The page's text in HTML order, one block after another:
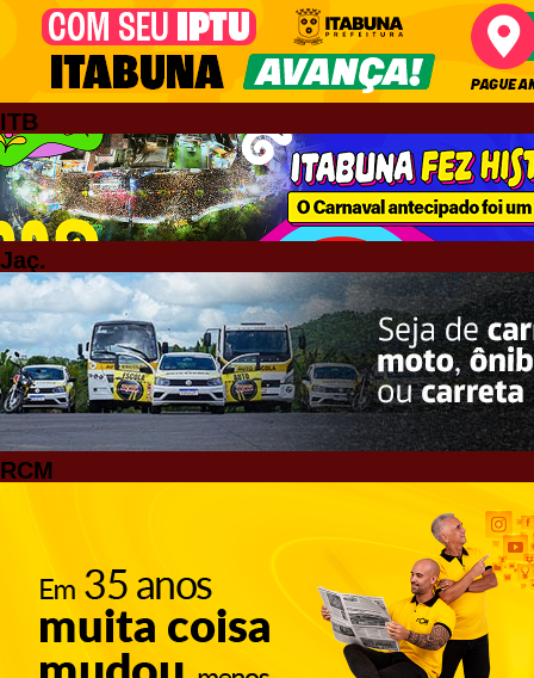
ITB
Jaç.
RCM